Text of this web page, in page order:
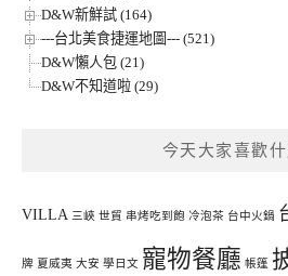
D&W新鮮試 (164)
---台北美食捷運地圖--- (521)
D&W懶人包 (21)
D&W不知道啦 (29)
今天大家喜歡什
VILLA 三峽 世貿 串烤吃到飽 冷泡茶 台中火鍋
牌 夏威夷 大安 學日文 寵物餐廳 帳篷